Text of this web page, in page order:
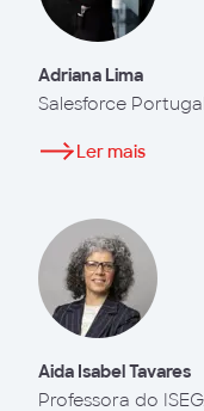
Adriana Lima
Salesforce Portugal
Ler mais
Aida Isabel Tavares
Professora do